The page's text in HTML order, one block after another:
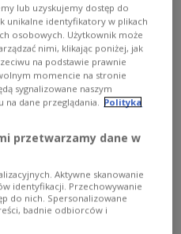
Skompletował
lub uzyskujemy dostęp do
unikalne identyfikatory w plikach
osobowych. Użytkownik może
nimi, klikając poniżej, jak
na podstawie prawnie
momencie na stronie
sygnalizowane naszym
na dane przeglądania.
Polityka
przetwarzamy dane w
Aktywne skanowanie
identyfikacji. Przechowywanie
do nich. Spersonalizowane
badnie odbiorców i